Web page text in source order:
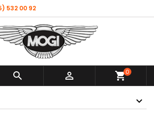
532 00 92
  shopping_cart0